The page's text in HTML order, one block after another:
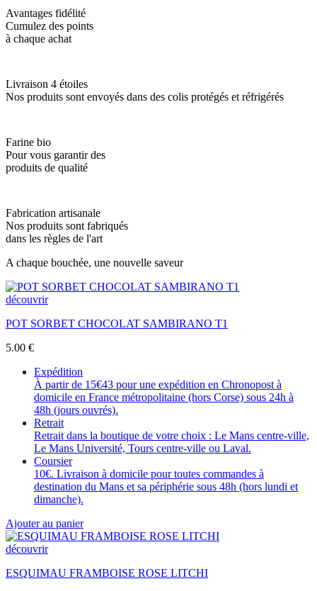
Avantages fidélité
Cumulez des points
à chaque achat
Livraison 4 étoiles
Nos produits sont envoyés dans des colis protégés et réfrigérés
Farine bio
Pour vous garantir des
produits de qualité
Fabrication artisanale
Nos produits sont fabriqués
dans les règles de l'art
A chaque bouchée, une nouvelle saveur
découvrir
POT SORBET CHOCOLAT SAMBIRANO T1
5.00 €
Expédition
À partir de 15€43 pour une expédition en Chronopost à
domicile en France métropolitaine (hors Corse) sous 24h à
48h (jours ouvrés).
Retrait
Retrait dans la boutique de votre choix : Le Mans centre-ville,
Le Mans Université, Tours centre-ville ou Laval.
Coursier
10€. Livraison à domicile pour toutes commandes à
destination du Mans et sa périphérie sous 48h (hors lundi et
dimanche).
Ajouter au panier
découvrir
ESQUIMAU FRAMBOISE ROSE LITCHI